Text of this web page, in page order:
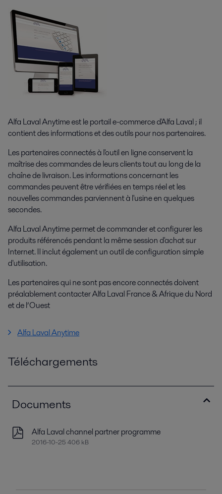
Alfa Laval Anytime est le portail e-commerce d'Alfa Laval ; il
contient des informations et des outils pour nos partenaires.
Les partenaires connectés à l'outil en ligne conservent la
maîtrise des commandes de leurs clients tout au long de la
chaîne de livraison. Les informations concernant les
commandes peuvent être vérifiées en temps réel et les
nouvelles commandes parviennent à l'usine en quelques
secondes.
Alfa Laval Anytime permet de commander et configurer les
produits référencés pendant la même session d'achat sur
Internet. Il inclut également un outil de configuration simple
d'utilisation.
Les partenaires qui ne sont pas encore connectés doivent
préalablement contacter Alfa Laval France & Afrique du Nord
et de l’Ouest
Alfa Laval Anytime
Téléchargements
Documents
Alfa Laval channel partner programme
2016-10-25 406 kB